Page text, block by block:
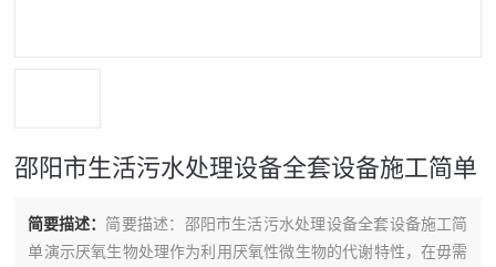
邵阳市生活污水处理设备全套设备施工简单
简要描述： 简要描述：邵阳市生活污水处理设备全套设备施工简
单演示厌氧生物处理作为利用厌氧性微生物的代谢特性，在毋需